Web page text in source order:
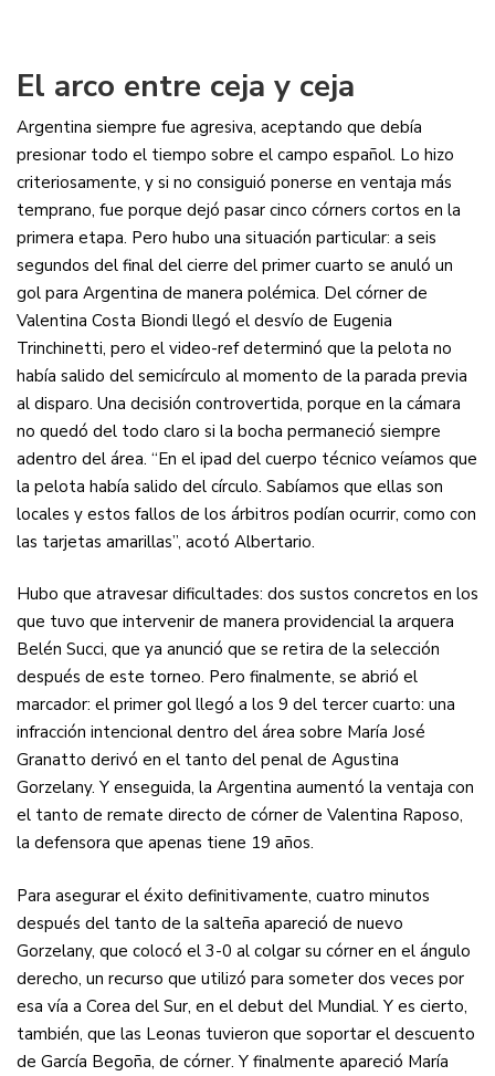
El arco entre ceja y ceja
Argentina siempre fue agresiva, aceptando que debía
presionar todo el tiempo sobre el campo español. Lo hizo
criteriosamente, y si no consiguió ponerse en ventaja más
temprano, fue porque dejó pasar cinco córners cortos en la
primera etapa. Pero hubo una situación particular: a seis
segundos del final del cierre del primer cuarto se anuló un
gol para Argentina de manera polémica. Del córner de
Valentina Costa Biondi llegó el desvío de Eugenia
Trinchinetti, pero el video-ref determinó que la pelota no
había salido del semicírculo al momento de la parada previa
al disparo. Una decisión controvertida, porque en la cámara
no quedó del todo claro si la bocha permaneció siempre
adentro del área. “En el ipad del cuerpo técnico veíamos que
la pelota había salido del círculo. Sabíamos que ellas son
locales y estos fallos de los árbitros podían ocurrir, como con
las tarjetas amarillas”, acotó Albertario.
Hubo que atravesar dificultades: dos sustos concretos en los
que tuvo que intervenir de manera providencial la arquera
Belén Succi, que ya anunció que se retira de la selección
después de este torneo. Pero finalmente, se abrió el
marcador: el primer gol llegó a los 9 del tercer cuarto: una
infracción intencional dentro del área sobre María José
Granatto derivó en el tanto del penal de Agustina
Gorzelany. Y enseguida, la Argentina aumentó la ventaja con
el tanto de remate directo de córner de Valentina Raposo,
la defensora que apenas tiene 19 años.
Para asegurar el éxito definitivamente, cuatro minutos
después del tanto de la salteña apareció de nuevo
Gorzelany, que colocó el 3-0 al colgar su córner en el ángulo
derecho, un recurso que utilizó para someter dos veces por
esa vía a Corea del Sur, en el debut del Mundial. Y es cierto,
también, que las Leonas tuvieron que soportar el descuento
de García Begoña, de córner. Y finalmente apareció María